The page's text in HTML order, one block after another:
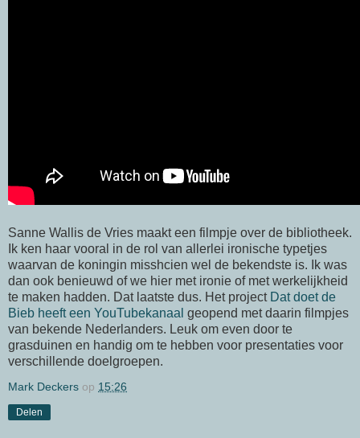
Sanne Wallis de Vries maakt een filmpje over de bibliotheek.
Ik ken haar vooral in de rol van allerlei ironische typetjes
waarvan de koningin misshcien wel de bekendste is. Ik was
dan ook benieuwd of we hier met ironie of met werkelijkheid
te maken hadden. Dat laatste dus. Het project Dat doet de
Bieb heeft een YouTubekanaal geopend met daarin filmpjes
van bekende Nederlanders. Leuk om even door te
grasduinen en handig om te hebben voor presentaties voor
verschillende doelgroepen.
Mark Deckers op 15:26
Delen